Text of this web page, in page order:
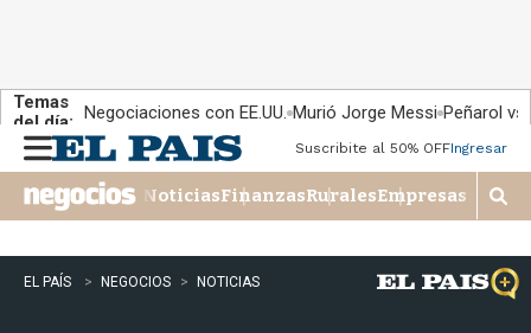
Temas
del día: Negociaciones con EE.UU. Murió Jorge Messi Peñarol
n
u
Suscribite al 50% OFFIngresar
NoticiasFinanzasRuralesEmpresas
M
o
s
t
r
EL PAÍS NEGOCIOS NOTICIAS